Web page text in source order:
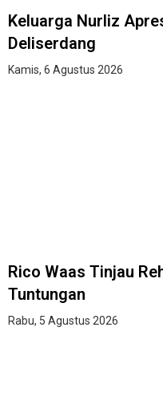
Keluarga Nurliz
Deliserdang
Kamis, 6 Agustus 2026
Rico Waas Tinjau
Tuntungan
Rabu, 5 Agustus 2026